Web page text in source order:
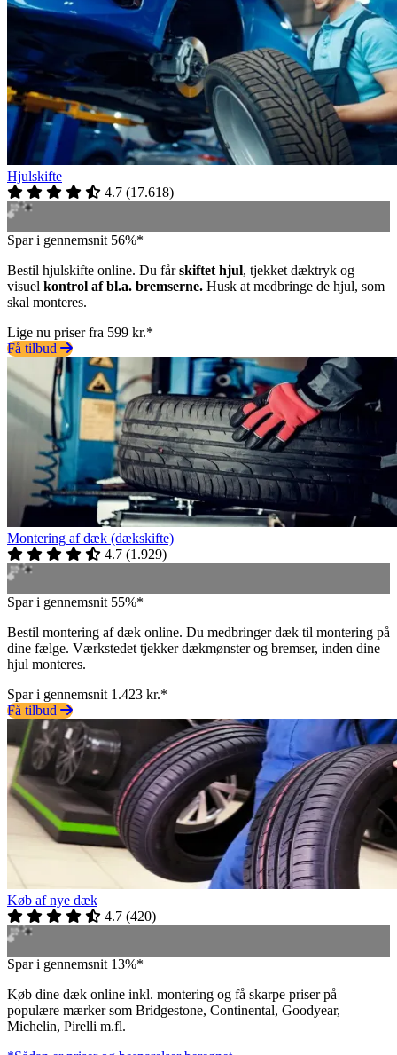
Hjulskifte
4.7 (17.618)
Spar i gennemsnit 56%*
Bestil hjulskifte online. Du fårskiftet hjul, tjekket dæktryk og
visuel kontrol af bl.a. bremserne. Husk at medbringe de hjul, som
skal monteres.
Lige nu priser fra 599 kr.*
Få tilbud
Montering af dæk (dækskifte)
4.7 (1.929)
Spar i gennemsnit 55%*
Bestil montering af dæk online. Du medbringer dæk til montering på
dine fælge. Værkstedet tjekker dækmønster og bremser, inden dine
hjul monteres.
Spar i gennemsnit 1.423 kr.*
Få tilbud
Køb af nye dæk
4.7 (420)
Spar i gennemsnit 13%*
Køb dine dæk online inkl. montering og få skarpe priser på
populære mærker som Bridgestone, Continental, Goodyear,
Michelin, Pirelli m.fl.